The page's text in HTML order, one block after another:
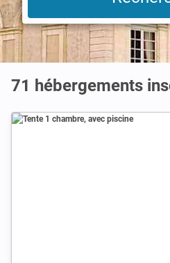
71 hébergements